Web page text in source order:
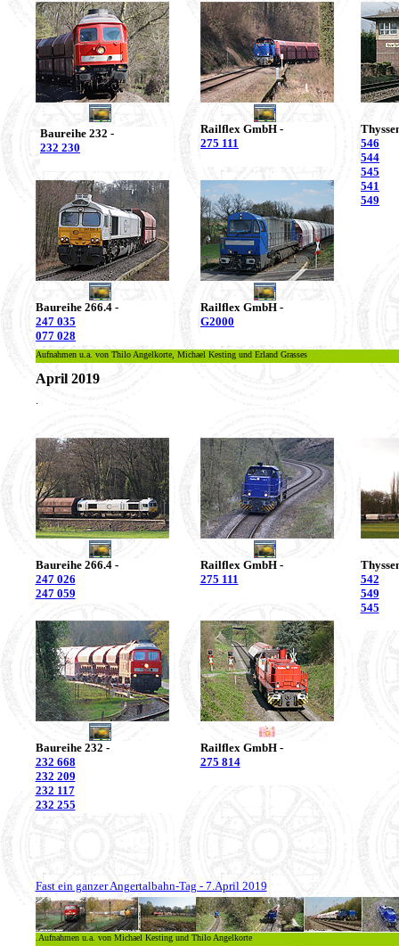
Railflex GmbH -
275 111
546
544
545
541
549
Baureihe 232 -
232 230
Baureihe 266.4 -
247 035
077 028
Railflex GmbH -
G2000
Aufnahmen u.a. von Thilo Angelkorte, Michael Kesting und Erland Grasses
April 2019
.
Baureihe 266.4 -
247 026
247 059
Railflex GmbH -
275 111
542
549
545
Baureihe 232 -
232 668
232 209
232 117
232 255
Railflex GmbH -
275 814
Fast ein ganzer Angertalbahn-Tag - 7.April 2019
.Aufnahmen u.a. von Michael Kesting und Thilo Angelkorte